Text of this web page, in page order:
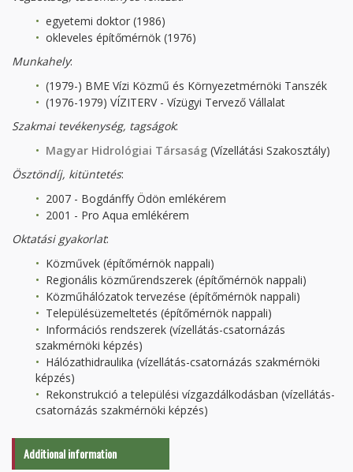
egyetemi doktor (1986)
okleveles építőmérnök (1976)
Munkahely:
(1979-) BME Vízi Közmű és Környezetmérnöki Tanszék
(1976-1979) VÍZITERV - Vízügyi Tervező Vállalat
Szakmai tevékenység, tagságok:
Magyar Hidrológiai Társaság (Vízellátási Szakosztály)
Ösztöndíj, kitüntetés:
2007 - Bogdánffy Ödön emlékérem
2001 - Pro Aqua emlékérem
Oktatási gyakorlat:
Közművek (építőmérnök nappali)
Regionális közműrendszerek (építőmérnök nappali)
Közműhálózatok tervezése (építőmérnök nappali)
Településüzemeltetés (építőmérnök nappali)
Információs rendszerek (vízellátás-csatornázás
szakmérnöki képzés)
Hálózathidraulika (vízellátás-csatornázás szakmérnöki
képzés)
Rekonstrukció a települési vízgazdálkodásban (vízellátás-
csatornázás szakmérnöki képzés)
Additional information